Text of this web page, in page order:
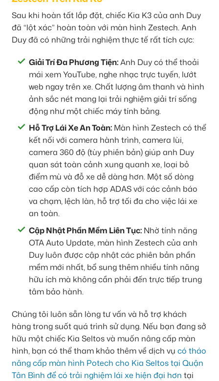
Sau khi hoàn tất lắp đặt, chiếc Kia K3 của anh Duy
đã “lột xác” hoàn toàn với màn hình Zestech. Anh
Duy đã có những trải nghiệm thực tế rất tích cực:
Giải Trí Đa Phương Tiện:Anh Duy có thể thoải
mái xem YouTube, nghe nhạc trực tuyến, lướt
web ngay trên xe. Chất lượng âm thanh và hình
ảnh sắc nét mang lại trải nghiệm giải trí sống
động như một chiếc máy tính bảng.
Hỗ Trợ Lái Xe An Toàn: Màn hình Zestech có thể
kết nối với camera hành trình, camera lùi,
camera 360 độ (tùy phiên bản) giúp anh Duy
quan sát toàn cảnh xung quanh xe, loại bỏ
điểm mù và đỗ xe dễ dàng hơn. Một số dòng
cao cấp còn tích hợp ADAS với các cảnh báo
va chạm, lệch làn, hỗ trợ tối đa cho việc lái xe
an toàn.
Cập Nhật Phần Mềm Liên Tục: Nhờ tính năng
OTA Auto Update, màn hình Zestech của anh
Duy luôn được cập nhật các phiên bản phần
mềm mới nhất, bổ sung thêm nhiều tính năng
hữu ích mà không cần phải đến trực tiếp trung
tâm bảo hành.
Chúng tôi luôn sẵn lòng tư vấn và hỗ trợ khách
hàng trong suốt quá trình sử dụng. Nếu bạn đang sở
hữu một chiếc Kia Seltos và muốn nâng cấp màn
hình, bạn có thể tham khảo thêm về dịch vụ có tháo
nâng cấp màn hình Potech cho Kia Seltos tại Quận
Tân Bình để có trải nghiệm lái xe hiện đại hơn tại